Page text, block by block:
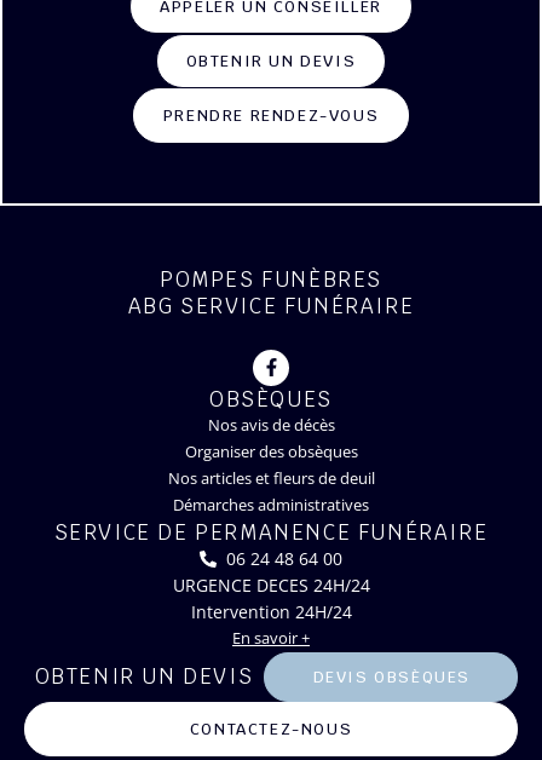
APPELER UN CONSEILLER
OBTENIR UN DEVIS
PRENDRE RENDEZ-VOUS
POMPES FUNÈBRES
ABG SERVICE FUNÉRAIRE
OBSÈQUES
Nos avis de décès
Organiser des obsèques
Nos articles et fleurs de deuil
Démarches administratives
SERVICE DE PERMANENCE FUNÉRAIRE
06 24 48 64 00
URGENCE DECES 24H/24
Intervention 24H/24
En savoir +
OBTENIR UN DEVIS DEVIS OBSÈQUES
CONTACTEZ-NOUS